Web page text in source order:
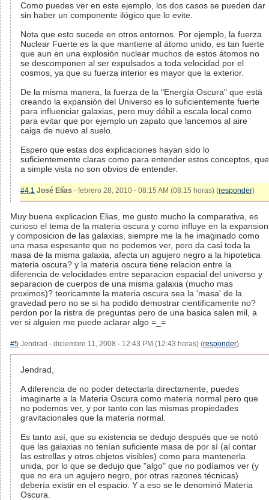
Como puedes ver en este ejemplo, los dos casos se pueden dar
sin haber un componente ilógico que lo evite.
Nota que esto sucede en otros entornos. Por ejemplo, la fuerza
Nuclear Fuerte es la que mantiene al átomo unido, es tan fuerte
que aun en una explosión nuclear muchos de estos átomos no
se descomponen al ser expulsados a toda velocidad por el
cosmos, ya que su fuerza interior es mayor que la exterior.
De la misma manera, la fuerza de la "Energía Oscura" que está
creando la expansión del Universo es lo suficientemente fuerte
para influenciar galaxias, pero muy débil a escala local como
para evitar que por ejemplo un zapato que lancemos al aire
caiga de nuevo al suelo.
Espero que estas dos explicaciones hayan sido lo
suficientemente claras como para entender estos conceptos, que
a simple vista no son obvios de entender.
#4.1 José Elías - febrero 28, 2010 - 08:15 AM (08:15 horas) (responder)
Muy buena explicacion Elias, me gusto mucho la comparativa, es
curioso el tema de la materia oscura y como influye en la expansion
y composicion de las galaxias, siempre me la he imaginado como
una masa espesante que no podemos ver, pero da casi toda la
masa de la misma galaxia, afecta un agujero negro a la hipotetica
materia oscura? y la materia oscura tiene relacion entre la
diferencia de velocidades entre separacion espacial del universo y
separacion de cuerpos de una misma galaxia (mucho mas
proximos)? teoricamnte la materia oscura sea la 'masa' de la
gravedad pero no se si ha podido demostrar cientificamente no?
perdon por la ristra de preguntas pero de una basica salen mil, a
ver si alguien me puede aclarar algo =_=
#5 Jendrad - diciembre 11, 2008 - 12:43 PM (12:43 horas) (responder)
Jendrad,
A diferencia de no poder detectarla directamente, puedes
imaginarte a la Materia Oscura como materia normal pero que
no podemos ver, y por tanto con las mismas propiedades
gravitacionales que la materia normal.
Es tanto así, que su existencia se dedujo después que se notó
que las galaxias no tenían suficiente masa de por sí (al contar
las estrellas y otros objetos visibles) como para mantenerla
unida, por lo que se dedujo que "algo" que no podíamos ver (y
que no era un agujero negro, por otras razones técnicas)
debería existir en el espacio. Y a eso se le denominó Materia
Oscura.